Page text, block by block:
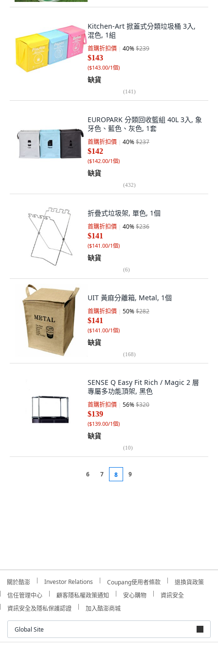
Kitchen-Art 掀蓋式分類垃圾桶 3入,
混色, 1組
首購折扣價 40%$239
$143
($143.00/1個)
缺貨
(141)
EUROPARK 分類回收籃組 40L 3入, 象
牙色、藍色、灰色, 1套
首購折扣價 40%$237
$142
($142.00/1個)
缺貨
(432)
折疊式垃圾架, 單色, 1個
首購折扣價 40%$236
$141
($141.00/1個)
缺貨
(6)
UIT 黃麻分離箱, Metal, 1個
首購折扣價 50%$282
$141
($141.00/1個)
缺貨
(168)
SENSE Q Easy Fit Rich / Magic 2 層
專屬多功能頂架, 黑色
首購折扣價 56%$320
$139
($139.00/1個)
缺貨
(10)
6 7 8 9
關於酷澎 Investor Relations Coupang使用者條款
退換貨政策
信任管理中心
顧客隱私權政策通知 安心購物
資訊安全
資訊安全及隱私保護認證
加入酷澎商城
Global Site